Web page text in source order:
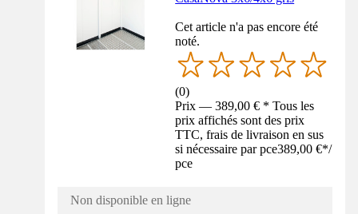
Cet article n'a pas encore été
noté.
(0)
Prix — 389,00 € * Tous les
prix affichés sont des prix
TTC, frais de livraison en sus
si nécessaire par pce389,00 €*/
pce
Non disponible en ligne